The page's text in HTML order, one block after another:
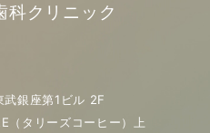
科クリニック
銀座第1ビル 2F
（タリーズコーヒー）上